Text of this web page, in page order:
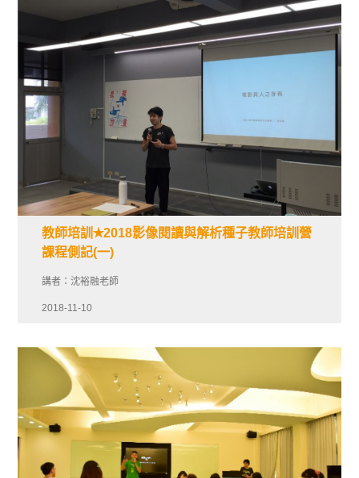
教師培訓✭2018影像閱讀與解析種子教師培訓營
課程側記(一)
講者：沈裕融老師
2018-11-10